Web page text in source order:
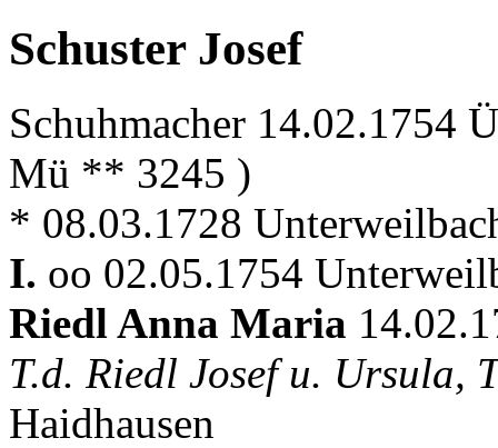
Schuster Josef
Schuhmacher 14.02.1754
Mü ** 3245 )
* 08.03.1728
I. oo 02.05.1754
Riedl Anna Maria
T.d. Riedl Josef u. Ursula,
Haidhausen